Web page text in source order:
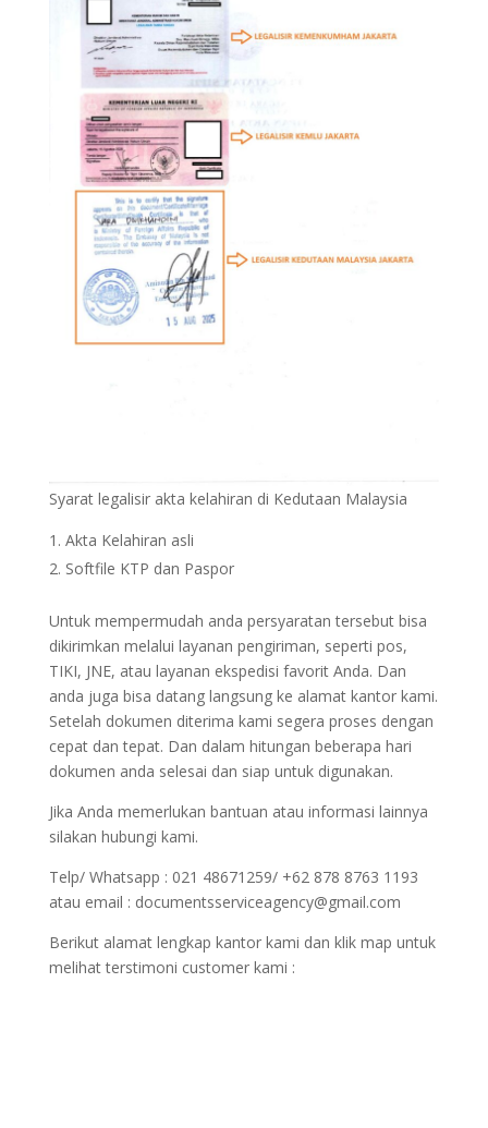
Syarat legalisir akta kelahiran di Kedutaan Malaysia
Akta Kelahiran asli
Softfile KTP dan Paspor
Untuk mempermudah anda persyaratan tersebut bisa
dikirimkan melalui layanan pengiriman, seperti pos,
TIKI, JNE, atau layanan ekspedisi favorit Anda. Dan
anda juga bisa datang langsung ke alamat kantor kami.
Setelah dokumen diterima kami segera proses dengan
cepat dan tepat. Dan dalam hitungan beberapa hari
dokumen anda selesai dan siap untuk digunakan.
Jika Anda memerlukan bantuan atau informasi lainnya
silakan hubungi kami.
Telp/ Whatsapp : 021 48671259/ +62 878 8763 1193
atau email : documentsserviceagency@gmail.com
Berikut alamat lengkap kantor kami dan klik map untuk
melihat terstimoni customer kami :